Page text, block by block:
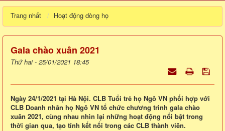
Trang nhất Hoạt động dòng họ
Gala chào xuân 2021
Thứ hai - 25/01/2021 18:45
Ngày 24/1/2021 tại Hà Nội. CLB Tuổi trẻ họ Ngô VN phối hợp với
CLB Doanh nhân họ Ngô VN tổ chức chương trình gala chào
xuân 2021, cùng nhau nhìn lại những hoạt động nổi bật trong
thời gian qua, tạo tính kết nối trong các CLB thành viên.